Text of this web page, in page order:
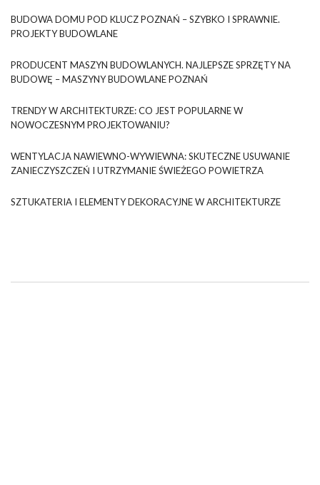
BUDOWA DOMU POD KLUCZ POZNAŃ – SZYBKO I SPRAWNIE.
PROJEKTY BUDOWLANE
PRODUCENT MASZYN BUDOWLANYCH. NAJLEPSZE SPRZĘTY NA
BUDOWĘ – MASZYNY BUDOWLANE POZNAŃ
TRENDY W ARCHITEKTURZE: CO JEST POPULARNE W
NOWOCZESNYM PROJEKTOWANIU?
WENTYLACJA NAWIEWNO-WYWIEWNA: SKUTECZNE USUWANIE
ZANIECZYSZCZEŃ I UTRZYMANIE ŚWIEŻEGO POWIETRZA
SZTUKATERIA I ELEMENTY DEKORACYJNE W ARCHITEKTURZE